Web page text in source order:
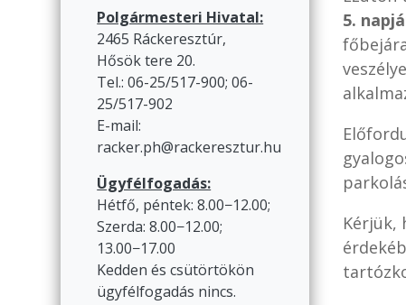
Polgármesteri Hivatal:
2465 Ráckeresztúr,
Hősök tere 20.
Tel.: 06-25/517-900; 06-
25/517-902
E-mail:
racker.ph@rackeresztur.hu
Ügyfélfogadás:
Hétfő, péntek: 8.00−12.00;
Szerda: 8.00−12.00;
13.00−17.00
Kedden és csütörtökön
ügyfélfogadás nincs.
5.
Kérjük,